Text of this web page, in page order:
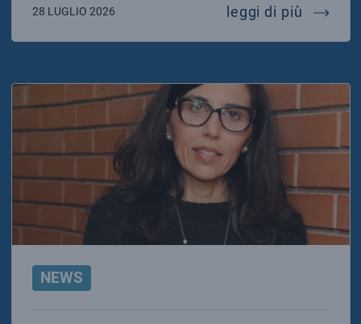
28 LUGLIO 2026 leggi di più verso
NEWS